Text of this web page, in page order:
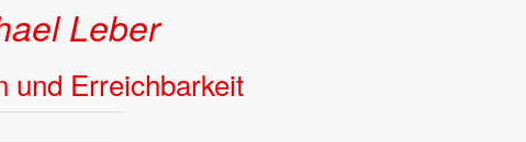
Leber
und Er­reich­bar­keit